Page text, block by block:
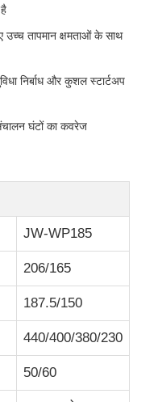
उच्च तापमान क्षमताओं के साथ
निर्बाध और कुशल स्टार्टअप
घंटों का कवरेज
JW-WP185
206/165
187.5/150
440/400/380/230
50/60